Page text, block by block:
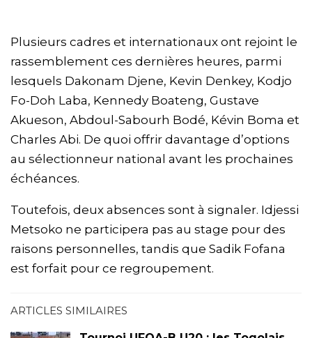
Plusieurs cadres et internationaux ont rejoint le
rassemblement ces dernières heures, parmi
lesquels Dakonam Djene, Kevin Denkey, Kodjo
Fo-Doh Laba, Kennedy Boateng, Gustave
Akueson, Abdoul-Sabourh Bodé, Kévin Boma et
Charles Abi. De quoi offrir davantage d’options
au sélectionneur national avant les prochaines
échéances.
Toutefois, deux absences sont à signaler. Idjessi
Metsoko ne participera pas au stage pour des
raisons personnelles, tandis que Sadik Fofana
est forfait pour ce regroupement.
ARTICLES SIMILAIRES